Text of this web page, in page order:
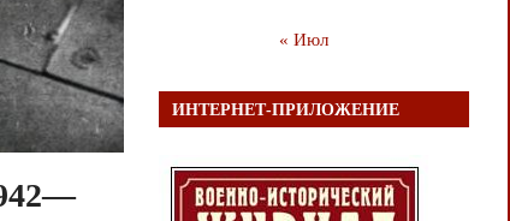
« Июл
ИНТЕРНЕТ-ПРИЛОЖЕНИЕ